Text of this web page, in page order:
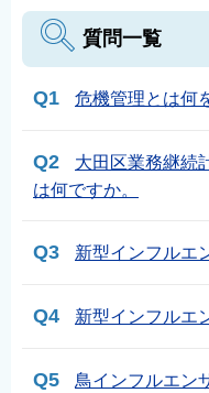
質問一覧
Q1 危機管理とは何
Q2
大田区業務継続
は何ですか。
Q3 新型インフルエ
Q4 新型インフルエ
Q5 鳥インフルエン